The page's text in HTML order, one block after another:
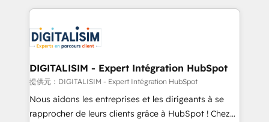
team of 25+ experts Contact us today to help you
get more from your investment in HubSpot.
strengthen your digital transformation and minimize
Implementation partner, we provide expertise to
drive your business forward. Since 2015 we are fully
dedicated to HubSpot and with an experienced
team (50+), we work with reputable companies in
B2B sectors such as manufacturing, SaaS and
business services. We prepare a customized
DIGITALISIM - Expert Intégration HubSpot
提供元：DIGITALISIM - Expert Intégration HubSpot
Nous aidons les entreprises et les dirigeants à se
rapprocher de leurs clients grâce à HubSpot ! Chez